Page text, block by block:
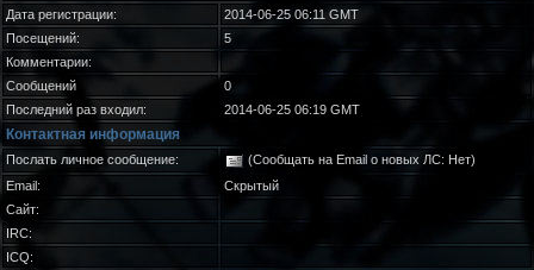
Дата регистрации:
2014-06-25 06:11 GMT
Посещений:
5
Комментарии:
Сообщений
0
Последний раз входил:
2014-06-25 06:19 GMT
Контактная информация
Послать личное сообщение:
(Сообщать на Email о новых ЛС: Нет)
Email:
Скрытый
Сайт:
IRC:
ICQ: